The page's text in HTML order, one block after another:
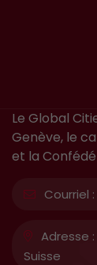
Le Global
Genève, le
et la
Courriel :
Adresse :
Suisse